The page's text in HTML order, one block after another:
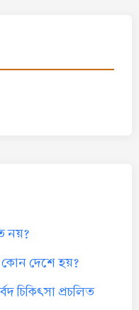
নয়?
কোন দেশে হয়?
প্রচলিত